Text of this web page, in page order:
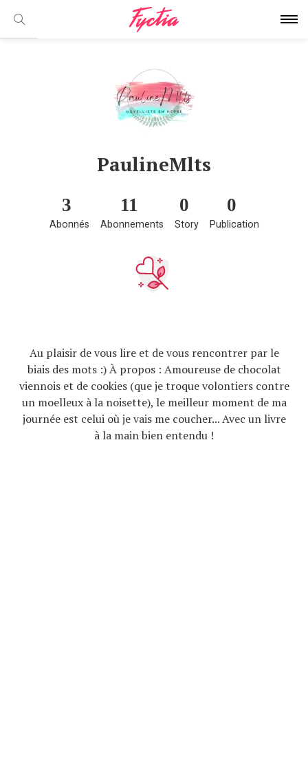
PaulineMlts
3
Abonnés
11
Abonnements
0
Story
0
Publication
Au plaisir de vous lire et de vous rencontrer par le
biais des mots :) À propos : Amoureuse de chocolat
viennois et de cookies (que je troque volontiers contre
un moelleux à la noisette), le meilleur moment de ma
journée est celui où je vais me coucher... Avec un livre
à la main bien entendu !